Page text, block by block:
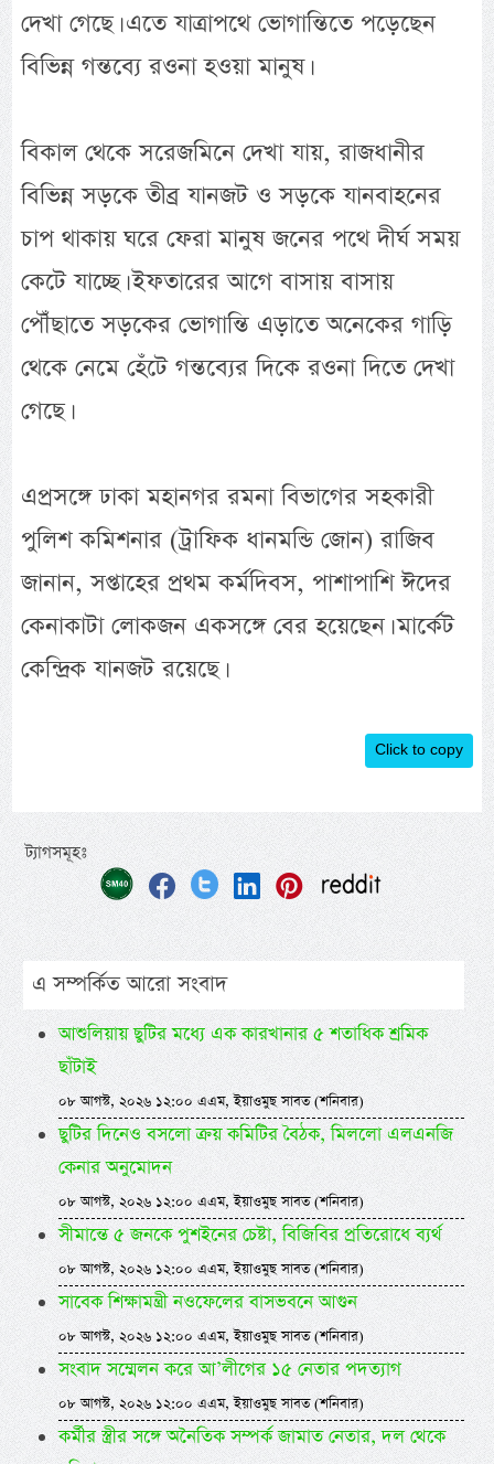
দেখা গেছে। এতে যাত্রাপথে ভোগান্তিতে পড়েছেন
বিভিন্ন গন্তব্যে রওনা হওয়া মানুষ।
বিকাল থেকে সরেজমিনে দেখা যায়, রাজধানীর
বিভিন্ন সড়কে তীব্র যানজট ও সড়কে যানবাহনের
চাপ থাকায় ঘরে ফেরা মানুষ জনের পথে দীর্ঘ সময়
কেটে যাচ্ছে। ইফতারের আগে বাসায় বাসায়
পৌঁছাতে সড়কের ভোগান্তি এড়াতে অনেকের গাড়ি
থেকে নেমে হেঁটে গন্তব্যের দিকে রওনা দিতে দেখা
গেছে।
এপ্রসঙ্গে ঢাকা মহানগর রমনা বিভাগের সহকারী
পুলিশ কমিশনার (ট্রাফিক ধানমন্ডি জোন) রাজিব
জানান, সপ্তাহের প্রথম কর্মদিবস, পাশাপাশি ঈদের
কেনাকাটা লোকজন একসঙ্গে বের হয়েছেন। মার্কেট
কেন্দ্রিক যানজট রয়েছে।
Click to copy
ট্যাগসমূহঃ
এ সম্পর্কিত আরো সংবাদ
আশুলিয়ায় ছুটির মধ্যে এক কারখানার ৫ শতাধিক শ্রমিক
ছাঁটাই
০৮ আগস্ট, ২০২৬ ১২:০০ এএম, ইয়াওমুছ সাবত (শনিবার)
ছুটির দিনেও বসলো ক্রয় কমিটির বৈঠক, মিললো এলএনজি
কেনার অনুমোদন
০৮ আগস্ট, ২০২৬ ১২:০০ এএম, ইয়াওমুছ সাবত (শনিবার)
সীমান্তে ৫ জনকে পুশইনের চেষ্টা, বিজিবির প্রতিরোধে ব্যর্থ
০৮ আগস্ট, ২০২৬ ১২:০০ এএম, ইয়াওমুছ সাবত (শনিবার)
সাবেক শিক্ষামন্ত্রী নওফেলের বাসভবনে আগুন
০৮ আগস্ট, ২০২৬ ১২:০০ এএম, ইয়াওমুছ সাবত (শনিবার)
সংবাদ সম্মেলন করে আ’লীগের ১৫ নেতার পদত্যাগ
০৮ আগস্ট, ২০২৬ ১২:০০ এএম, ইয়াওমুছ সাবত (শনিবার)
কর্মীর স্ত্রীর সঙ্গে অনৈতিক সম্পর্ক জামাত নেতার, দল থেকে